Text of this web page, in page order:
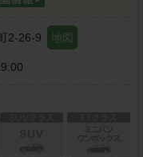
2-26-9 地図